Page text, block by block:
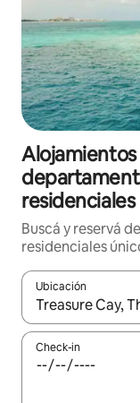
Buscá y reservá
residenciales
Ubicación
Cuando los
Check-in